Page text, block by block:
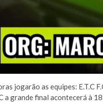
jogarão as equipes: E.T.C
a grande final acontecerá à